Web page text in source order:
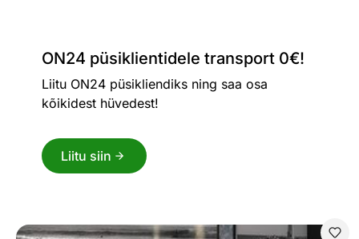
ON24 püsiklientidele transport 0€!
Liitu ON24 püsikliendiks ning saa osa
kõikidest hüvedest!
Liitu siin